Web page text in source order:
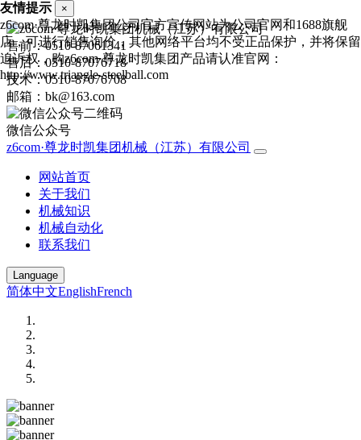
售前：0510-87061341
售后：0510-87076718
技术：0510-87076708
邮箱：bk@163.com
微信公众号
z6com·尊龙时凯集团机械（江苏）有限公司
网站首页
关于我们
机械知识
机械自动化
联系我们
Language
简体中文EnglishFrench
友情提示 ×
z6com·尊龙时凯集团公司官方宣传网站为公司官网和1688旗舰
店，可进行销售询价，其他网络平台均不受正品保护，并将保留
追诉权，购z6com·尊龙时凯集团产品请认准官网：
http://www.triangle-steelball.com